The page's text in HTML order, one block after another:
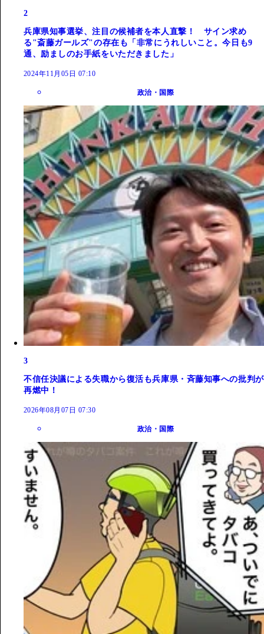
2
兵庫県知事選挙、注目の候補者を本人直撃！ サイン求め
る"斎藤ガールズ"の存在も「非常にうれしいこと。今日も9
通、励ましのお手紙をいただきました」
2024年11月05日 07:10
政治・国際
3
不信任決議による失職から復活も兵庫県・斉藤知事への批判が
再燃中！
2026年08月07日 07:30
政治・国際